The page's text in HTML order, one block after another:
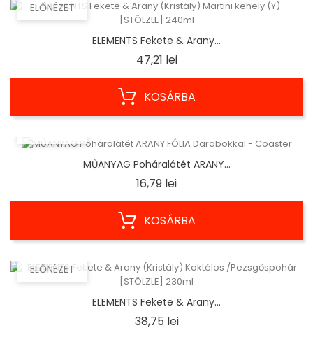
ELŐNÉZET
ELEMENTS Fekete & Arany...
47,21 leiÁr
KOSÁRBA
MŰANYAG Poháralátét ARANY...
16,79 leiÁr
KOSÁRBA
ELŐNÉZET
ELEMENTS Fekete & Arany...
38,75 leiÁr